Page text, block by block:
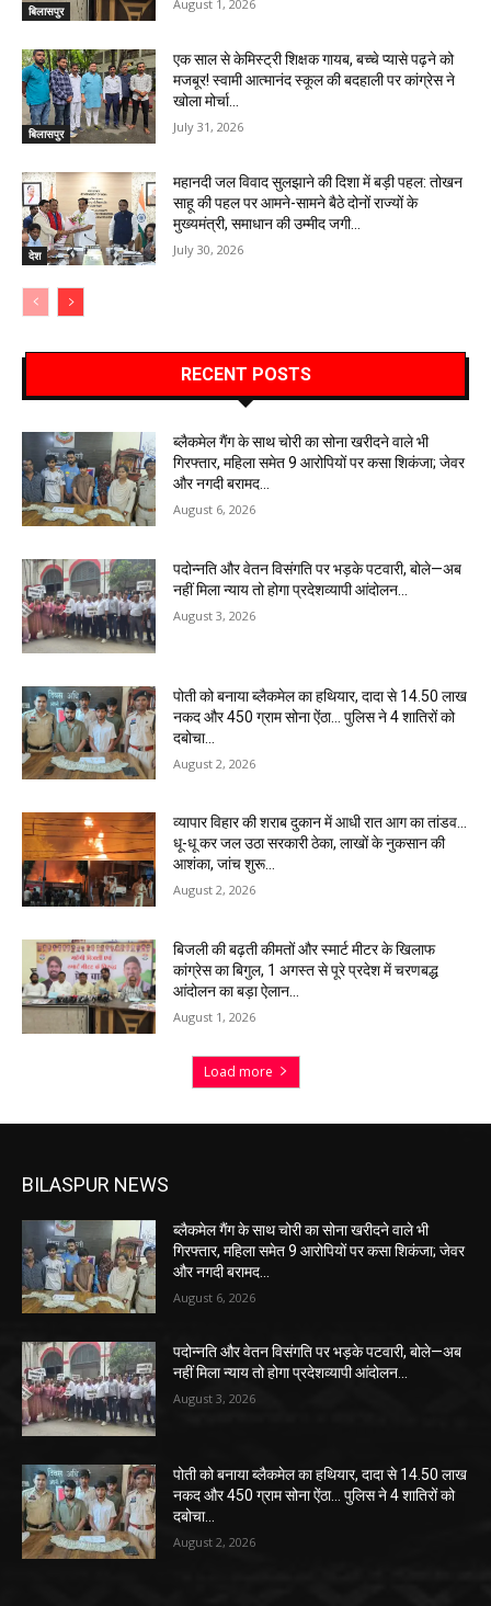
बिलासपुर August 1, 2026
बिलासपुर
एक साल से केमिस्ट्री शिक्षक गायब, बच्चे प्यासे पढ़ने को
मजबूर! स्वामी आत्मानंद स्कूल की बदहाली पर कांग्रेस ने
खोला मोर्चा…
July 31, 2026
देश
महानदी जल विवाद सुलझाने की दिशा में बड़ी पहल: तोखन
साहू की पहल पर आमने-सामने बैठे दोनों राज्यों के
मुख्यमंत्री, समाधान की उम्मीद जगी…
July 30, 2026
RECENT POSTS
ब्लैकमेल गैंग के साथ चोरी का सोना खरीदने वाले भी
गिरफ्तार, महिला समेत 9 आरोपियों पर कसा शिकंजा; जेवर
और नगदी बरामद…
August 6, 2026
पदोन्नति और वेतन विसंगति पर भड़के पटवारी, बोले—अब
नहीं मिला न्याय तो होगा प्रदेशव्यापी आंदोलन…
August 3, 2026
पोती को बनाया ब्लैकमेल का हथियार, दादा से 14.50 लाख
नकद और 450 ग्राम सोना ऐंठा… पुलिस ने 4 शातिरों को
दबोचा…
August 2, 2026
व्यापार विहार की शराब दुकान में आधी रात आग का तांडव…
धू-धू कर जल उठा सरकारी ठेका, लाखों के नुकसान की
आशंका, जांच शुरू…
August 2, 2026
बिजली की बढ़ती कीमतों और स्मार्ट मीटर के खिलाफ
कांग्रेस का बिगुल, 1 अगस्त से पूरे प्रदेश में चरणबद्ध
आंदोलन का बड़ा ऐलान…
August 1, 2026
Load more
BILASPUR NEWS
ब्लैकमेल गैंग के साथ चोरी का सोना खरीदने वाले भी
गिरफ्तार, महिला समेत 9 आरोपियों पर कसा शिकंजा; जेवर
और नगदी बरामद…
August 6, 2026
पदोन्नति और वेतन विसंगति पर भड़के पटवारी, बोले—अब
नहीं मिला न्याय तो होगा प्रदेशव्यापी आंदोलन…
August 3, 2026
पोती को बनाया ब्लैकमेल का हथियार, दादा से 14.50 लाख
नकद और 450 ग्राम सोना ऐंठा… पुलिस ने 4 शातिरों को
दबोचा…
August 2, 2026